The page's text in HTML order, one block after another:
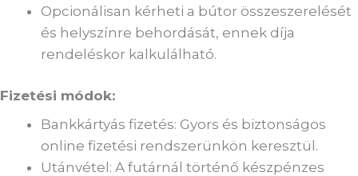
Opcionálisan kérheti a bútor összeszerelését
és helyszínre behordását, ennek díja
rendeléskor kalkulálható.
Fizetési módok:
Bankkártyás fizetés: Gyors és biztonságos
online fizetési rendszerünkön keresztül.
Utánvétel: A futárnál történő készpénzes